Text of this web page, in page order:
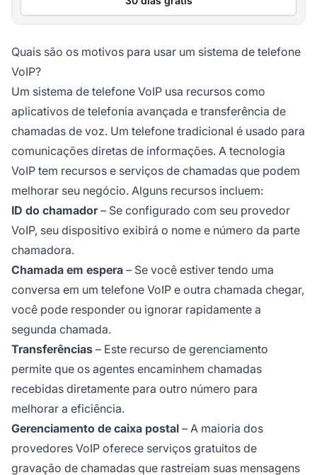
Quais são os motivos para usar um sistema de telefone
VoIP?
Um sistema de telefone VoIP usa recursos como
aplicativos de telefonia avançada e transferência de
chamadas de voz. Um telefone tradicional é usado para
comunicações diretas de informações. A tecnologia
VoIP tem recursos e serviços de chamadas que podem
melhorar seu negócio. Alguns recursos incluem:
ID do chamador– Se configurado com seu provedor
VoIP, seu dispositivo exibirá o nome e número da parte
chamadora.
Chamada em espera – Se você estiver tendo uma
conversa em um telefone VoIP e outra chamada chegar,
você pode responder ou ignorar rapidamente a
segunda chamada.
Transferências – Este recurso de gerenciamento
permite que os agentes encaminhem chamadas
recebidas diretamente para outro número para
melhorar a eficiência.
Gerenciamento de caixa postal – A maioria dos
provedores VoIP oferece serviços gratuitos de
gravação de chamadas que rastreiam suas mensagens